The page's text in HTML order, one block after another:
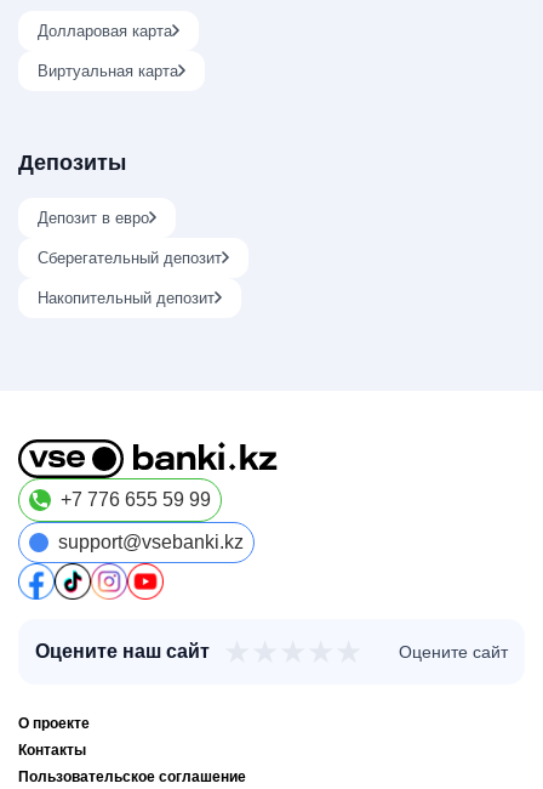
Долларовая карта
Виртуальная карта
Депозиты
Депозит в евро
Сберегательный депозит
Накопительный депозит
+7 776 655 59 99
support@vsebanki.kz
Оцените наш сайт Оцените сайт
О проекте
Контакты
Пользовательское соглашение